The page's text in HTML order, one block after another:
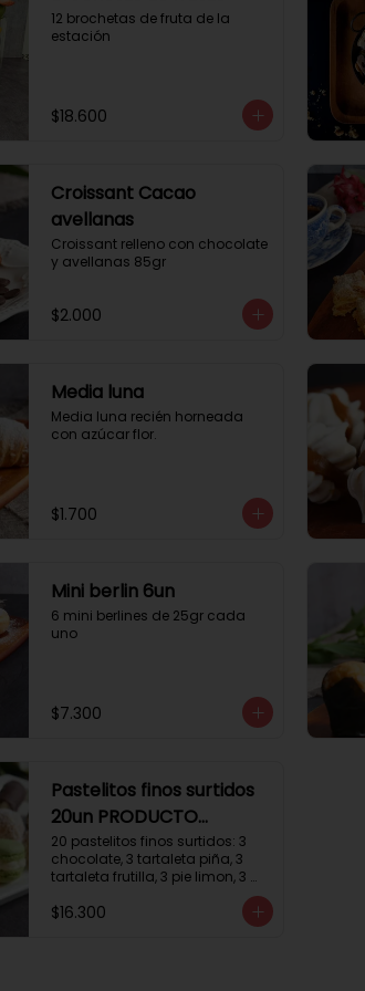
12 brochetas de fruta de la
estación
$18.600
Croissant Cacao
avellanas
Croissant relleno con chocolate
y avellanas 85gr
$2.000
Media luna
Media luna recién horneada
con azúcar flor.
$1.700
Mini berlin 6un
6 mini berlines de 25gr cada
uno
$7.300
Pastelitos finos surtidos
20un PRODUCTO
DELICADO
20 pastelitos finos surtidos: 3
chocolate, 3 tartaleta piña, 3
tartaleta frutilla, 3 pie limon, 3
chocolate crema, 2
$16.300